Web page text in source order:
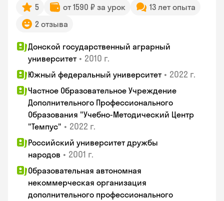
5 от 1590 ₽ за урок
13 лет опыта
2 отзыва
Донской государственный аграрный
университет • 2010 г.
Южный федеральный университет • 2022 г.
Частное Образовательное Учреждение
Дополнительного Профессионального
Образования "Учебно-Методический Центр
"Темпус" • 2022 г.
Российский университет дружбы
народов • 2001 г.
Образовательная автономная
некоммерческая организация
дополнительного профессионального